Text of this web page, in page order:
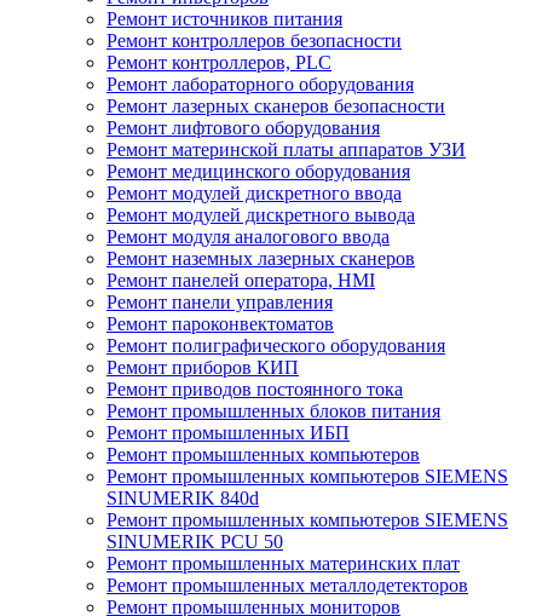
Ремонт источников питания
Ремонт контроллеров безопасности
Ремонт контроллеров, PLC
Ремонт лабораторного оборудования
Ремонт лазерных сканеров безопасности
Ремонт лифтового оборудования
Ремонт материнской платы аппаратов УЗИ
Ремонт медицинского оборудования
Ремонт модулей дискретного ввода
Ремонт модулей дискретного вывода
Ремонт модуля аналогового ввода
Ремонт наземных лазерных сканеров
Ремонт панелей оператора, HMI
Ремонт панели управления
Ремонт пароконвектоматов
Ремонт полиграфического оборудования
Ремонт приборов КИП
Ремонт приводов постоянного тока
Ремонт промышленных блоков питания
Ремонт промышленных ИБП
Ремонт промышленных компьютеров
Ремонт промышленных компьютеров SIEMENS
SINUMERIK 840d
Ремонт промышленных компьютеров SIEMENS
SINUMERIK PCU 50
Ремонт промышленных материнских плат
Ремонт промышленных металлодетекторов
Ремонт промышленных мониторов